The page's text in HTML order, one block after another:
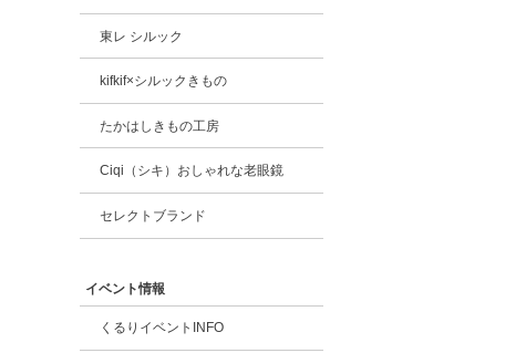
東レ シルック
kifkif×シルックきもの
たかはしきもの工房
Ciqi（シキ）おしゃれな老眼鏡
セレクトブランド
イベント情報
くるりイベントINFO